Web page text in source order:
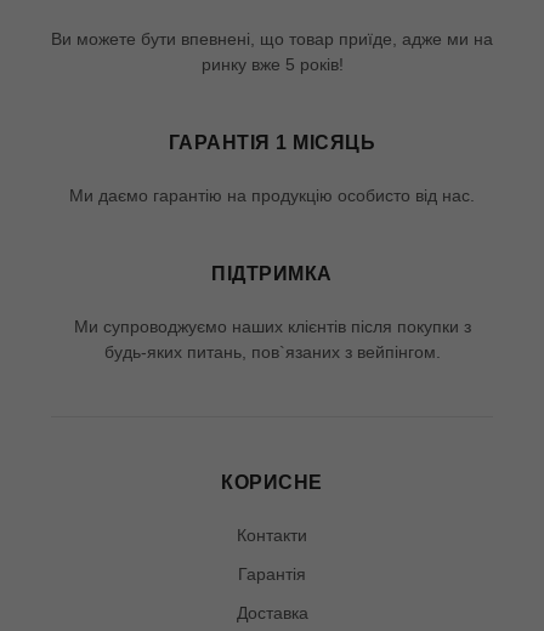
Ви можете бути впевнені, що товар приїде, адже ми на
ринку вже 5 років!
ГАРАНТІЯ 1 МІСЯЦЬ
Ми даємо гарантію на продукцію особисто від нас.
ПІДТРИМКА
Ми супроводжуємо наших клієнтів після покупки з
будь-яких питань, пов`язаних з вейпінгом.
КОРИСНЕ
Контакти
Гарантія
Доставка